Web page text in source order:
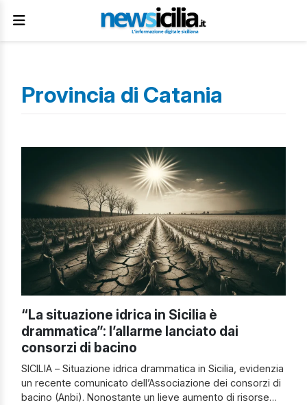
Provincia di Catania
“La situazione idrica in Sicilia è
drammatica”: l’allarme lanciato dai
consorzi di bacino
SICILIA – Situazione idrica drammatica in Sicilia, evidenzia
un recente comunicato dell’Associazione dei consorzi di
bacino (Anbi). Nonostante un lieve aumento di risorse